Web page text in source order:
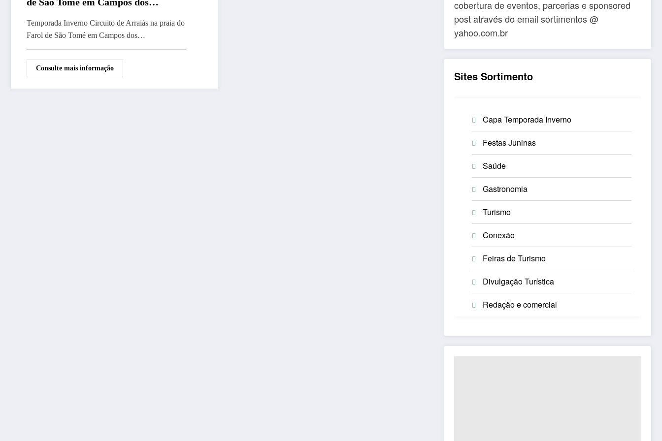
Temporada Inverno Circuito de Arraiás na praia do
Farol de São Tomé em Campos dos…
Consulte mais informação
cobertura de eventos, parcerias e sponsored
post através do email sortimentos @
yahoo.com.br
Sites Sortimento
Capa Temporada Inverno
Festas Juninas
Saúde
Gastronomia
Turismo
Conexão
Feiras de Turismo
Divulgação Turística
Redação e comercial